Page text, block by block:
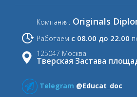
Компания: Originals
Работаем с 08.00 до 22.00
125047 Москва
Тверская Застава
Telegram @Educat_doc